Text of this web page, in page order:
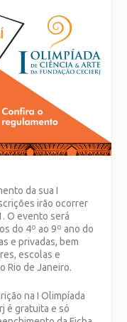
da sua I
irão ocorrer
O evento será
do 4º ao 9º ano do
e privadas, bem
escolas e
Rio de Janeiro.
na I Olimpíada
é gratuita e só